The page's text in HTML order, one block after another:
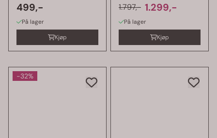
treningsshorts
499,-
På lager
Kjøp
1.797,- 1.299,-
På lager
Kjøp
-32%